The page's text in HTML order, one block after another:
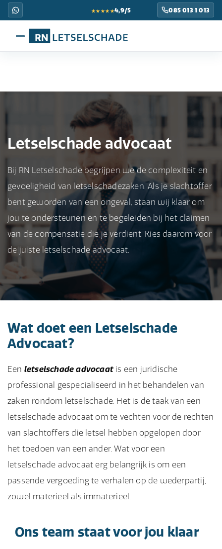
★★★★★4,9/5 085 013 1 013
Letselschade advocaat
Bij RN Letselschade begrijpen we de complexiteit en
gevoeligheid van letselschadezaken. Als je slachtoffer
bent geworden van een ongeval, staan wij klaar om
jou te ondersteunen en te begeleiden bij het claimen
van de compensatie die je verdient. Kies daarom voor
de juiste letselschade advocaat.
Wat doet een Letselschade
Advocaat?
Een letselschade advocaatis een juridische
professional gespecialiseerd in het behandelen van
zaken rondom letselschade. Het is de taak van een
letselschade advocaat om te vechten voor de rechten
van slachtoffers die letsel hebben opgelopen door
het toedoen van een ander. Wat voor een
letselschade advocaat erg belangrijk is om een
passende vergoeding te verhalen op de wederpartij,
zowel materieel als immaterieel.
Ons team staat voor jou klaar